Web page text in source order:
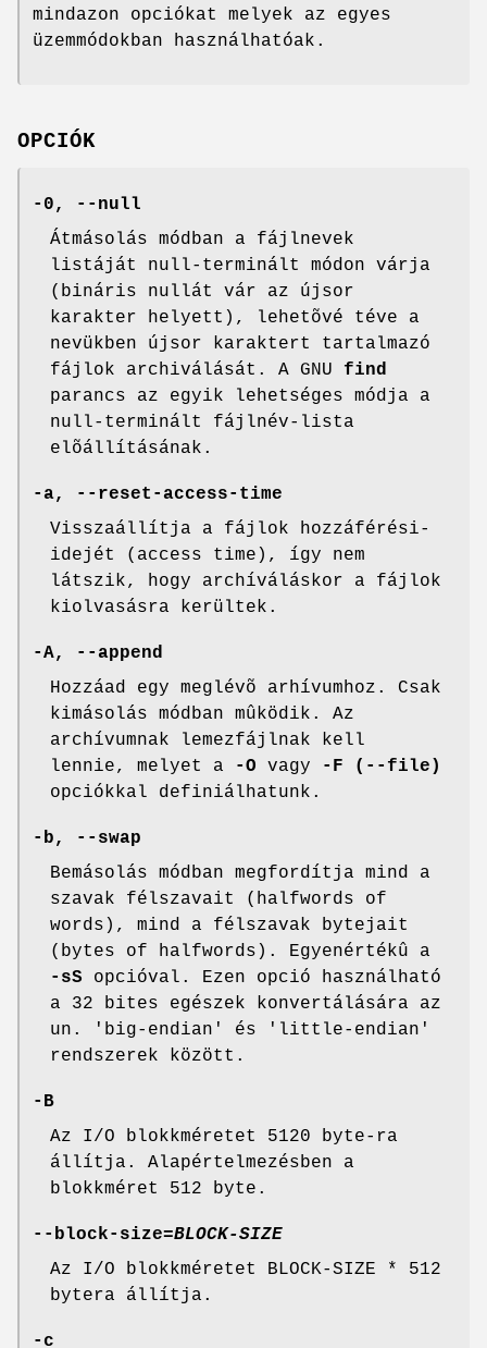
mindazon opciókat melyek az egyes
üzemmódokban használhatóak.
OPCIÓK
-0, --null
Átmásolás módban a fájlnevek
listáját null-terminált módon várja
(bináris nullát vár az újsor
karakter helyett), lehetõvé téve a
nevükben újsor karaktert tartalmazó
fájlok archiválását. A GNU find
parancs az egyik lehetséges módja a
null-terminált fájlnév-lista
elõállításának.
-a, --reset-access-time
Visszaállítja a fájlok hozzáférési-
idejét (access time), így nem
látszik, hogy archíváláskor a fájlok
kiolvasásra kerültek.
-A, --append
Hozzáad egy meglévõ arhívumhoz. Csak
kimásolás módban mûködik. Az
archívumnak lemezfájlnak kell
lennie, melyet a
-O vagy
-F (--file)
opciókkal definiálhatunk.
-b, --swap
Bemásolás módban megfordítja mind a
szavak félszavait (halfwords of
words), mind a félszavak bytejait
(bytes of halfwords). Egyenértékû a
-sS opcióval. Ezen opció használható
a 32 bites egészek konvertálására az
un. 'big-endian' és 'little-endian'
rendszerek között.
-B
Az I/O blokkméretet 5120 byte-ra
állítja. Alapértelmezésben a
blokkméret 512 byte.
--block-size=BLOCK-SIZE
Az I/O blokkméretet BLOCK-SIZE * 512
bytera állítja.
-c